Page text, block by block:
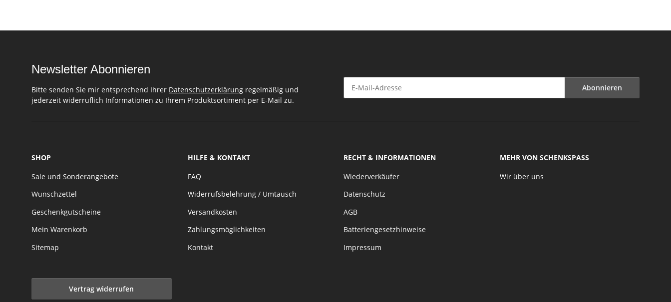
Newsletter Abonnieren
Bitte senden Sie mir entsprechend Ihrer Datenschutzerklärung regelmäßig und
jederzeit widerruflich Informationen zu Ihrem Produktsortiment per E-Mail zu.
Abonnieren
SHOP
Sale und Sonderangebote
Wunschzettel
Geschenkgutscheine
Mein Warenkorb
Sitemap
HILFE & KONTAKT
FAQ
Widerrufsbelehrung / Umtausch
Versandkosten
Zahlungsmöglichkeiten
Kontakt
RECHT & INFORMATIONEN
Wiederverkäufer
Datenschutz
AGB
Batteriengesetzhinweise
Impressum
MEHR VON SCHENKSPASS
Wir über uns
Vertrag widerrufen